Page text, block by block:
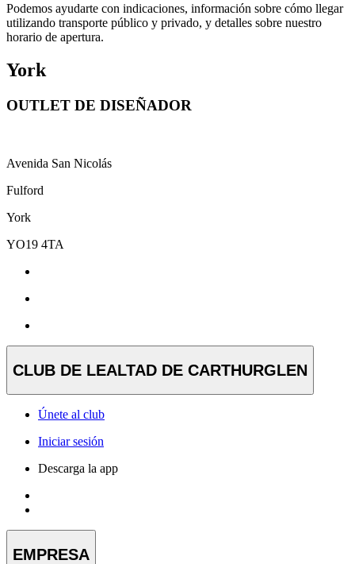
Podemos ayudarte con indicaciones, información sobre cómo llegar
utilizando transporte público y privado, y detalles sobre nuestro
horario de apertura.
York
OUTLET DE DISEÑADOR
Avenida San Nicolás
Fulford
York
YO19 4TA
CLUB DE LEALTAD DE CARTHURGLEN
Únete al club
Iniciar sesión
Descarga la app
EMPRESA